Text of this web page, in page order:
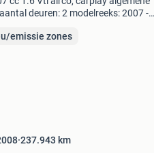
deuren: 2 modelreeks: 2007 -
88 kw (120 pk) koppel: 160
emissie zones
237.943 km